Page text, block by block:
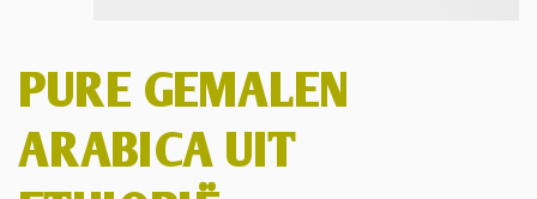
PURE GEMALEN
ARABICA UIT